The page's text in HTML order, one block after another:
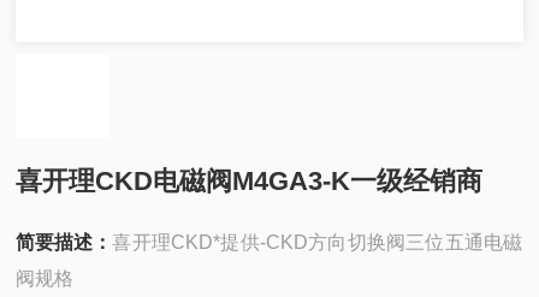
喜开理CKD电磁阀M4GA3-K一级经销商
简要描述：喜开理CKD*提供-CKD方向切换阀三位五通电磁
阀规格